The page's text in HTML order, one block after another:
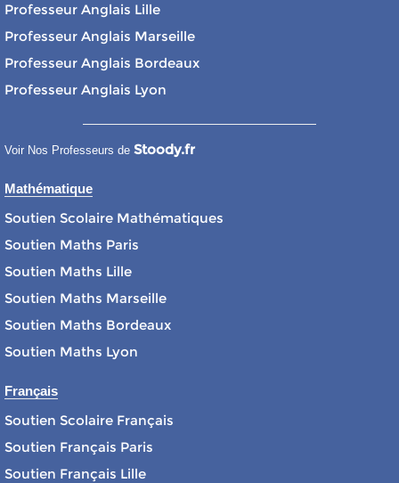
Professeur Anglais Lille
Professeur Anglais Marseille
Professeur Anglais Bordeaux
Professeur Anglais Lyon
Voir Nos Professeurs de Stoody.fr
Mathématique
Soutien Scolaire Mathématiques
Soutien Maths Paris
Soutien Maths Lille
Soutien Maths Marseille
Soutien Maths Bordeaux
Soutien Maths Lyon
Français
Soutien Scolaire Français
Soutien Français Paris
Soutien Français Lille